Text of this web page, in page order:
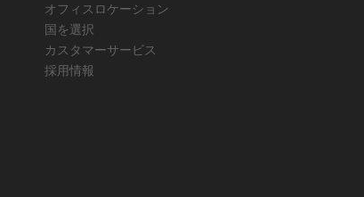
オフィスロケーション
国を選択
カスタマーサービス
採用情報